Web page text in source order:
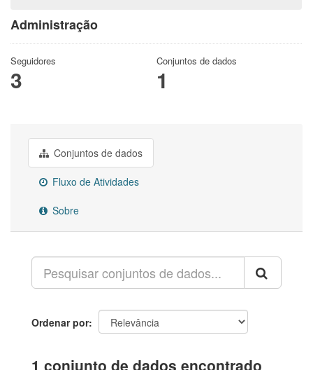
Administração
Seguidores
3
Conjuntos de dados
1
Conjuntos de dados
Fluxo de Atividades
Sobre
Ordenar por
1 conjunto de dados encontrado